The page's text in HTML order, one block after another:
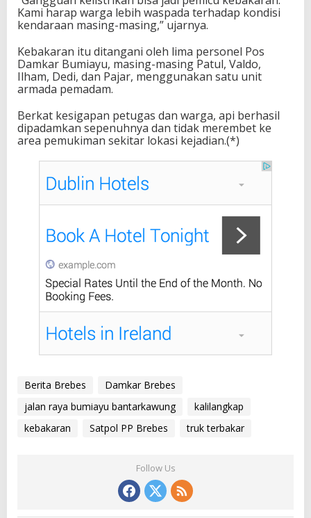
Kami harap warga lebih waspada terhadap kondisi
kendaraan masing-masing,” ujarnya.
Kebakaran itu ditangani oleh lima personel Pos
Damkar Bumiayu, masing-masing Patul, Valdo,
Ilham, Dedi, dan Pajar, menggunakan satu unit
armada pemadam.
Berkat kesigapan petugas dan warga, api berhasil
dipadamkan sepenuhnya dan tidak merembet ke
area pemukiman sekitar lokasi kejadian.(*)
Berita Brebes
Damkar Brebes
jalan raya bumiayu bantarkawung
kalilangkap
kebakaran
Satpol PP Brebes truk terbakar
Follow Us